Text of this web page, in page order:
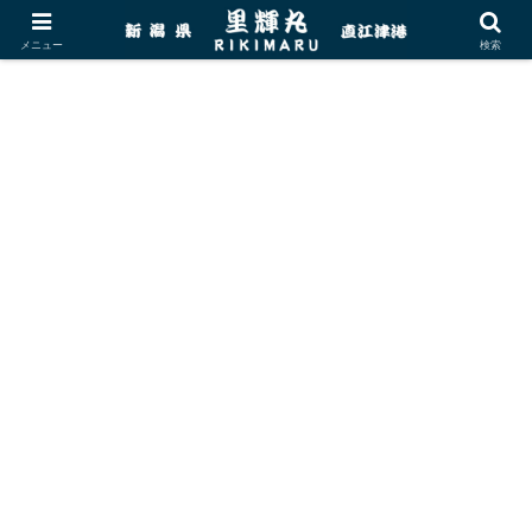
メニュー 検索